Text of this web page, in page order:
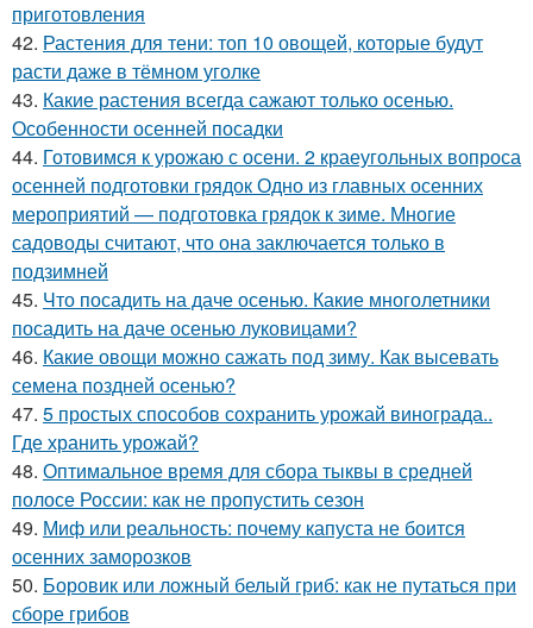
приготовления
42. Растения для тени: топ 10 овощей, которые будут
расти даже в тёмном уголке
43. Какие растения всегда сажают только осенью.
Особенности осенней посадки
44. Готовимся к урожаю с осени. 2 краеугольных вопроса
осенней подготовки грядок Одно из главных осенних
мероприятий — подготовка грядок к зиме. Многие
садоводы считают, что она заключается только в
подзимней
45. Что посадить на даче осенью. Какие многолетники
посадить на даче осенью луковицами?
46. Какие овощи можно сажать под зиму. Как высевать
семена поздней осенью?
47. 5 простых способов сохранить урожай винограда..
Где хранить урожай?
48. Оптимальное время для сбора тыквы в средней
полосе России: как не пропустить сезон
49. Миф или реальность: почему капуста не боится
осенних заморозков
50. Боровик или ложный белый гриб: как не путаться при
сборе грибов